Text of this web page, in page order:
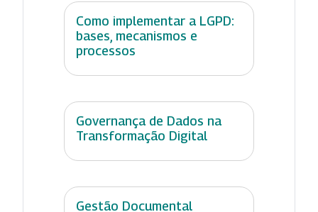
Como implementar a LGPD:
bases, mecanismos e
processos
Governança de Dados na
Transformação Digital
Gestão Documental